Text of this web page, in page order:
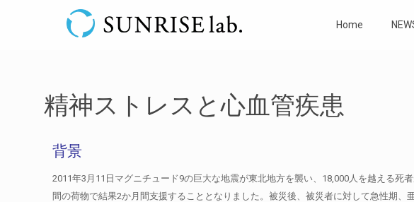
Home
精神ストレスと心血管疾患
背景
2011年3月11日マグニチュード9の巨大な地震が東北地方を襲い、18,000人を越える
間の荷物で結果2か月間支援することとなりました。被災後、被災者に対して急性期